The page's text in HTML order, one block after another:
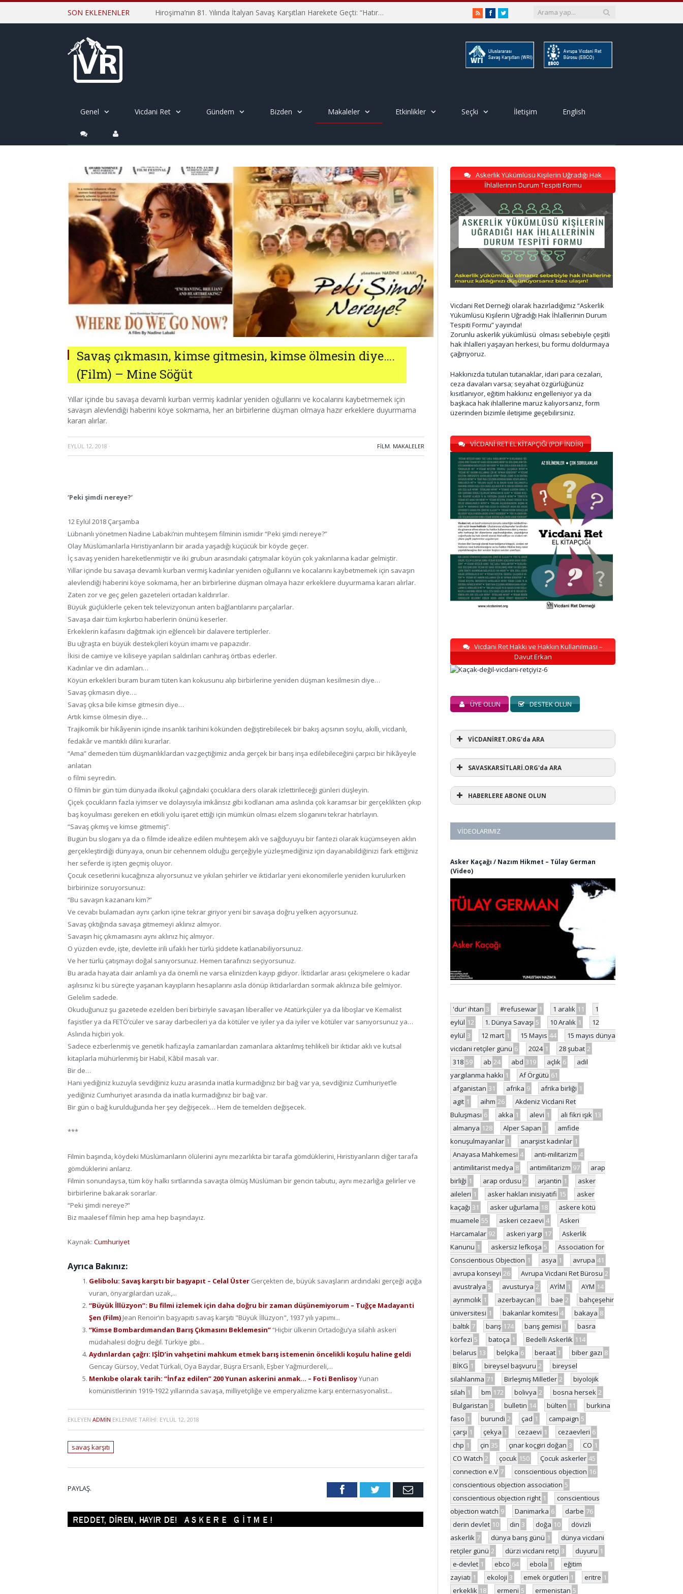
SON EKLENENLER Hiroşima’nın 81. Yılında İtalyan Savaş Karşıtları Harekete Geçti: “Hatırlamak yeterli değil” RSSFacebookTwitter
Genel Vicdani Ret Gündem Bizden Makaleler Etkinlikler Seçki İletişim English
Savaş çıkmasın, kimse gitmesin, kimse ölmesin diye….
(Film) – Mine Söğüt
Yıllar içinde bu savaşa devamlı kurban vermiş kadınlar yeniden oğullarını ve kocalarını kaybetmemek için
savaşın alevlendiği haberini köye sokmama, her an birbirlerine düşman olmaya hazır erkeklere duyurmama
kararı alırlar.
EYLÜL 12, 2018 · FILM, MAKALELER
‘Peki şimdi nereye?’
12 Eylül 2018 Çarşamba
Lübnanlı yönetmen Nadine Labaki’nin muhteşem filminin ismidir “Peki şimdi nereye?”
Olay Müslümanlarla Hıristiyanların bir arada yaşadığı küçücük bir köyde geçer.
İç savaş yeniden hareketlenmiştir ve iki grubun arasındaki çatışmalar köyün çok yakınlarına kadar gelmiştir.
Yıllar içinde bu savaşa devamlı kurban vermiş kadınlar yeniden oğullarını ve kocalarını kaybetmemek için savaşın
alevlendiği haberini köye sokmama, her an birbirlerine düşman olmaya hazır erkeklere duyurmama kararı alırlar.
Zaten zor ve geç gelen gazeteleri ortadan kaldırırlar.
Büyük güçlüklerle çeken tek televizyonun anten bağlantılarını parçalarlar.
Savaşa dair tüm kışkırtıcı haberlerin önünü keserler.
Erkeklerin kafasını dağıtmak için eğlenceli bir dalavere tertiplerler.
Bu uğraşta en büyük destekçileri köyün imamı ve papazıdır.
İkisi de camiye ve kiliseye yapılan saldırıları canhıraş örtbas ederler.
Kadınlar ve din adamları…
Köyün erkekleri buram buram tüten kan kokusunu alıp birbirlerine yeniden düşman kesilmesin diye…
Savaş çıkmasın diye….
Savaş çıksa bile kimse gitmesin diye…
Artık kimse ölmesin diye…
Trajikomik bir hikâyenin içinde insanlık tarihini kökünden değiştirebilecek bir bakış açısının soylu, akıllı, vicdanlı,
fedakâr ve mantıklı dilini kurarlar.
“Ama” demeden tüm düşmanlıklardan vazgeçtiğimiz anda gerçek bir barış inşa edilebileceğini çarpıcı bir hikâyeyle
anlatan
o filmi seyredin.
O filmin bir gün tüm dünyada ilkokul çağındaki çocuklara ders olarak izlettirileceği günleri düşleyin.
Çiçek çocukların fazla iyimser ve dolayısıyla imkânsız gibi kodlanan ama aslında çok karamsar bir gerçeklikten çıkıp
baş koyulması gereken en etkili yolu işaret ettiği için mümkün olması elzem sloganını tekrar hatırlayın.
“Savaş çıkmış ve kimse gitmemiş”.
Bugün bu sloganı ya da o filmde idealize edilen muhteşem aklı ve sağduyuyu bir fantezi olarak küçümseyen aklın
gerçekleştirdiği dünyaya, onun bir cehennem olduğu gerçeğiyle yüzleşmediğiniz için dayanabildiğinizi fark ettiğiniz
her seferde iş işten geçmiş oluyor.
Çocuk cesetlerini kucağınıza alıyorsunuz ve yıkılan şehirler ve iktidarlar yeni ekonomilerle yeniden kurulurken
birbirinize soruyorsunuz:
“Bu savaşın kazananı kim?”
Ve cevabı bulamadan aynı çarkın içine tekrar giriyor yeni bir savaşa doğru yelken açıyorsunuz.
Savaş çıktığında savaşa gitmemeyi aklınız almıyor.
Savaşın hiç çıkmamasını aynı aklınız hiç almıyor.
O yüzden evde, işte, devlette irili ufaklı her türlü şiddete katlanabiliyorsunuz.
Ve her türlü çatışmayı doğal sanıyorsunuz. Hemen tarafınızı seçiyorsunuz.
Bu arada hayata dair anlamlı ya da önemli ne varsa elinizden kayıp gidiyor. İktidarlar arası çekişmelere o kadar
aşılısınız ki bu süreçte yaşanan kayıpların hesaplarını asla dönüp iktidarlardan sormak aklınıza bile gelmiyor.
Gelelim sadede.
Okuduğunuz şu gazetede ezelden beri birbiriyle savaşan liberaller ve Atatürkçüler ya da liboşlar ve Kemalist
faşistler ya da FETÖ’cüler ve saray darbecileri ya da kötüler ve iyiler ya da iyiler ve kötüler var sanıyorsunuz ya…
Aslında hiçbiri yok.
Sadece ezberlenmiş ve genetik hafızayla zamanlardan zamanlara aktarılmış tehlikeli bir iktidar aklı ve kutsal
kitaplarla mühürlenmiş bir Habil, Kâbil masalı var.
Bir de…
Hani yediğiniz kuzuyla sevdiğiniz kuzu arasında inatla kurmadığınız bir bağ var ya, sevdiğiniz Cumhuriyet’le
yediğiniz Cumhuriyet arasında da inatla kurmadığınız bir bağ var.
Bir gün o bağ kurulduğunda her şey değişecek… Hem de temelden değişecek.
***
Filmin başında, köydeki Müslümanların ölülerini aynı mezarlıkta bir tarafa gömdüklerini, Hıristiyanların diğer tarafa
gömdüklerini anlarız.
Filmin sonundaysa, tüm köy halkı sırtlarında savaşta ölmüş Müslüman bir gencin tabutu, aynı mezarlığa gelirler ve
birbirlerine bakarak sorarlar.
“Peki şimdi nereye?”
Biz maalesef filmin hep ama hep başındayız.
Kaynak: Cumhuriyet
Ayrıca Bakınız:
Gelibolu: Savaş karşıtı bir başyapıt – Celal Üster Gerçekten de, büyük savaşların ardındaki gerçeği açığa
vuran, önyargılardan uzak,...
“Büyük İllüzyon”: Bu filmi izlemek için daha doğru bir zaman düşünemiyorum – Tuğçe Madayanti
Şen (Film) Jean Renoir’ın başyapıtı savaş karşıtı "Büyük İllüzyon", 1937 yılı yapımı...
“Kimse Bombardımandan Barış Çıkmasını Beklemesin”“Hiçbir ülkenin Ortadoğu’ya silahlı askeri
müdahalesi doğru değil. Türkiye gibi...
Aydınlardan çağrı: IŞİD’in vahşetini mahkum etmek barış istemenin öncelikli koşulu haline geldi
Gencay Gürsoy, Vedat Türkali, Oya Baydar, Büşra Ersanlı, Eşber Yağmurdereli,...
Menkıbe olarak tarih: “İnfaz edilen” 200 Yunan askerini anmak… – Foti BenlisoyYunan
komünistlerinin 1919-1922 yıllarında savaşa, milliyetçiliğe ve emperyalizme karşı enternasyonalist...
EKLEYEN ADMIN EKLENME TARIHI: EYLÜL 12, 2018
savaş karşıtı
PAYLAŞ. FacebookTwitter Email
Askerlik Yükümlüsü Kişilerin Uğradığı Hak
İhlallerinin Durum Tespiti Formu
Vicdani Ret Derneği olarak hazırladığımız “Askerlik
Yükümlüsü Kişilerin Uğradığı Hak İhlallerinin Durum
Tespiti Formu” yayında!
Zorunlu askerlik yükümlüsü olması sebebiyle çeşitli
hak ihlalleri yaşayan herkesi, bu formu doldurmaya
çağırıyoruz.
Hakkınızda tutulan tutanaklar, idari para cezaları,
ceza davaları varsa; seyahat özgürlüğünüz
kısıtlanıyor, eğitim hakkınız engelleniyor ya da
başkaca hak ihlallerine maruz kalıyorsanız, form
üzerinden bizimle iletişime geçebilirsiniz.
VİCDANİ RET EL KİTAPÇIĞI (PDF İNDİR)
Vicdani Ret Hakkı ve Hakkın Kullanılması –
Davut Erkan
ÜYE OLUN DESTEK OLUN
VİCDANİRET.ORG'da ARA
SAVASKARSİTLARİ.ORG'da ARA
HABERLERE ABONE OLUN
VIDEOLARIMIZ
Asker Kaçağı / Nazım Hikmet – Tülay German
(Video)
'dur' ihtarı 3 #refusewar 1 1 aralık 11
1
eylül 12 1. Dünya Savaşı 5 10 Aralık 1
12
eylül 3 12 mart 1 15 Mayıs 44
15 mayıs dünya
vicdani retçiler günü 6 2024 1 28 şubat 2
318 59 ab 24 abd 319 açlık 6
adil
yargılanma hakkı 1 Af Örgütü 61
afganistan 31 afrika 9 afrika birliği 1
agit 1 aihm 26
Akdeniz Vicdani Ret
Buluşması 6 akka 1 alevi 1 ali fikri ışık 13
almanya 128 Alper Sapan 1
amfide
konuşulmayanlar 1 anarşist kadınlar 1
Anayasa Mahkemesi 4 anti-militarizm 4
antimilitarist medya 8 antimilitarizm 97
arap
birliği 1 arap ordusu 2 arjantin 1
asker
aileleri 1 asker hakları inisiyatifi 15
asker
kaçağı 31 asker uğurlama 18
askere kötü
muamele 55 askeri cezaevi 4
Askeri
Harcamalar 92 askeri yargı 17
Askerlik
Kanunu 1 askersiz lefkoşa 5
Association for
Conscientious Objection 1 asya 1 avrupa 41
avrupa konseyi 26 Avrupa Vicdani Ret Bürosu 2
avustralya 5 avusturya 2 AYİM 1 AYM 14
ayrımcılık 1 azerbaycan 8 bae 2
bahçeşehir
üniversitesi 1 bakanlar komitesi 4 bakaya 8
baltık 7 barış 174 barış gemisi 1
basra
körfezi 5 batoça 1 Bedelli Askerlik 114
belarus 13 belçika 6 beraat 1 biber gazı 8
BİKG 1 bireysel başvuru 2
bireysel
silahlanma 71 Birleşmiş Milletler 2
biyolojik
silah 1 bm 172 bolivya 2 bosna hersek 2
Bulgaristan 3 bulletin 14 bülten 11
burkina
faso 1 burundi 2 çad 1 campaign 5
çarşı 1 çekya 1 cezaevi 1 cezaevleri 6
chp 1 çin 35 çınar koçgiri doğan 3 CO 1
CO Watch 2 çocuk 150 Çocuk askerler 45
connection e.V 7 conscientious objection 16
conscientious objection association 5
conscientious objection right 1
conscientious
objection watch 9 Danimarka 6 darbe 76
derin devlet 10 din 3 doğa 10
dövizli
askerlik 7 dünya barış günü 1
dünya vicdani
retçiler günü 2 dürzi vicdani retçi 3 duyuru 1
e-devlet 1 ebco 64 ebola 1
eğitim
zayiatı 1 ekoloji 3 emek örgütleri 1 eritre 1
erkeklik 18 ermeni 5 ermenistan 5